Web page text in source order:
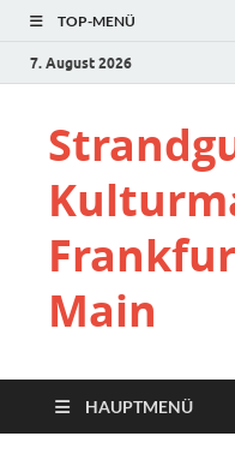
TOP-MENÜ
7. August 2026
Main
HAUPTMENÜ